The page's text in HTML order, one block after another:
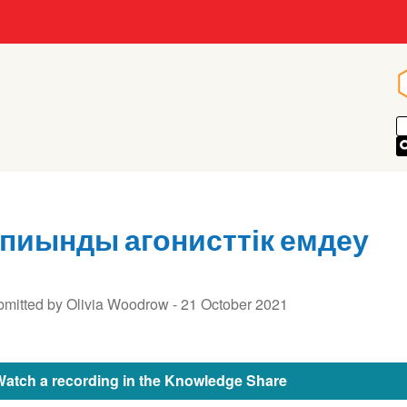
агонисттік емдеу
by Olivia Woodrow -21 October 2021
a recording in the Knowledge Share